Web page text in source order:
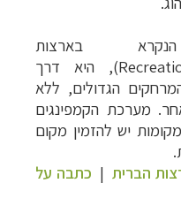
בארצות
), היא דרך
הגדולים, ללא
מערכת הקמפינגים
יש להזמין מקום
הברית| כתבה על